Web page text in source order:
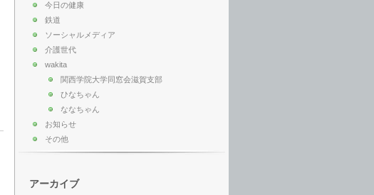
今日の健康
鉄道
ソーシャルメディア
介護世代
wakita
関西学院大学同窓会滋賀支部
ひなちゃん
ななちゃん
お知らせ
その他
アーカイブ